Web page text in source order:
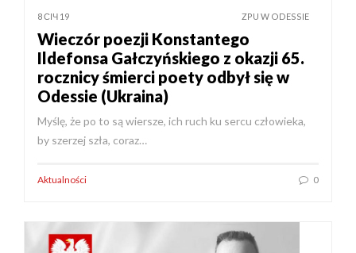
8 СІЧ 19 ZPU W ODESSIE
Wieczór poezji Konstantego
Ildefonsa Gałczyńskiego z okazji 65.
rocznicy śmierci poety odbył się w
Odessie (Ukraina)
Myślę, że po to są wiersze, ich ruch ku sercu człowieka,
by szerzej szła, coraz…
Aktualności 0